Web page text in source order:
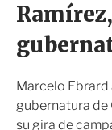
Marcelo
gubernatura de
su gira de